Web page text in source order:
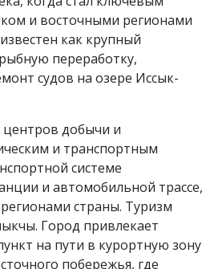
и восточными регионами
как крупный
переработку,
судов на озере Иссык-
добычи и
и транспортным
системе
и автомобильной трассе,
страны. Туризм
Город привлекает
на пути в курортную зону
побережья, где